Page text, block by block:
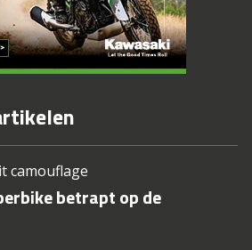
camouflage
betrapt op de